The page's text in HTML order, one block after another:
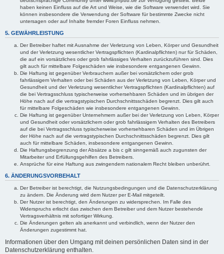
haben keinen Einfluss auf die Art und Weise, wie die Software verwendet wird. Sie
können insbesondere die Verwendung der Software für bestimmte Zwecke nicht
untersagen oder auf Inhalte fremder Foren Einfluss nehmen.
5. GEWÄHRLEISTUNG
Der Betreiber haftet mit Ausnahme der Verletzung von Leben, Körper und Gesundheit
und der Verletzung wesentlicher Vertragspflichten (Kardinalpflichten) nur für Schäden,
die auf ein vorsätzliches oder grob fahrlässiges Verhalten zurückzuführen sind. Dies
gilt auch für mittelbare Folgeschäden wie insbesondere entgangenen Gewinn.
Die Haftung ist gegenüber Verbrauchern außer bei vorsätzlichem oder grob
fahrlässigem Verhalten oder bei Schäden aus der Verletzung von Leben, Körper und
Gesundheit und der Verletzung wesentlicher Vertragspflichten (Kardinalpflichten) auf
die bei Vertragsschluss typischerweise vorhersehbaren Schäden und im übrigen der
Höhe nach auf die vertragstypischen Durchschnittsschäden begrenzt. Dies gilt auch
für mittelbare Folgeschäden wie insbesondere entgangenen Gewinn.
Die Haftung ist gegenüber Unternehmern außer bei der Verletzung von Leben, Körper
und Gesundheit oder vorsätzlichem oder grob fahrlässigem Verhalten des Betreibers
auf die bei Vertragsschluss typischerweise vorhersehbaren Schäden und im Übrigen
der Höhe nach auf die vertragstypischen Durchschnittsschäden begrenzt. Dies gilt
auch für mittelbare Schäden, insbesondere entgangenen Gewinn.
Die Haftungsbegrenzung der Absätze a bis c gilt sinngemäß auch zugunsten der
Mitarbeiter und Erfüllungsgehilfen des Betreibers.
Ansprüche für eine Haftung aus zwingendem nationalem Recht bleiben unberührt.
6. ÄNDERUNGSVORBEHALT
Der Betreiber ist berechtigt, die Nutzungsbedingungen und die Datenschutzerklärung
zu ändern. Die Änderung wird dem Nutzer per E-Mail mitgeteilt.
Der Nutzer ist berechtigt, den Änderungen zu widersprechen. Im Falle des
Widerspruchs erlischt das zwischen dem Betreiber und dem Nutzer bestehende
Vertragsverhältnis mit sofortiger Wirkung.
Die Änderungen gelten als anerkannt und verbindlich, wenn der Nutzer den
Änderungen zugestimmt hat.
Informationen über den Umgang mit deinen persönlichen Daten sind in der
Datenschutzerklärung enthalten.